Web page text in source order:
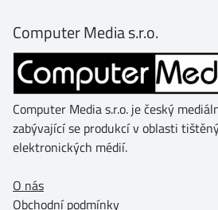
Computer Media s.r.o.
Computer Media s.r.o. je český
zabývající se produkcí v oblasti
elektronických médií.
O nás
Obchodní podmínky